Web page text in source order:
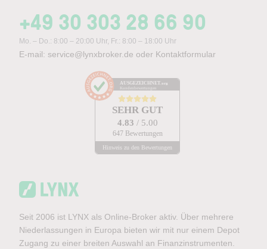
+49 30 303 28 66 90
Mo. – Do.: 8:00 – 20:00 Uhr, Fr.: 8:00 – 18:00 Uhr
E-mail: service@lynxbroker.de oder Kontaktformular
AUSGEZEICHNET .org
Kundenbewertungen
SEHR GUT
4.83 / 5.00
647 Bewertungen
Hinweis zu den Bewertungen
Seit 2006 ist LYNX als Online-Broker aktiv. Über mehrere
Niederlassungen in Europa bieten wir mit nur einem Depot
Zugang zu einer breiten Auswahl an Finanzinstrumenten.